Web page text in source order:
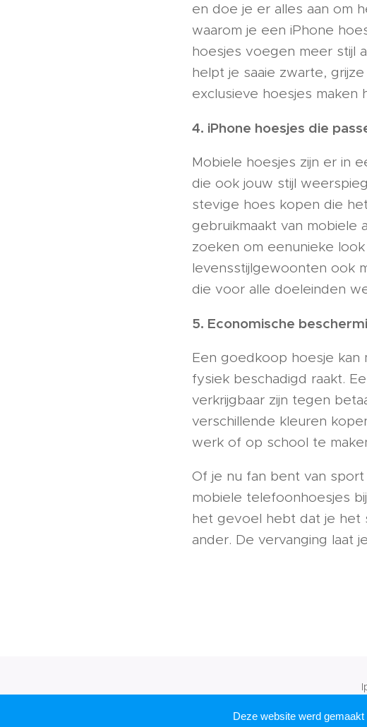
en doe je er alles aan om
waarom je een iPhone
hoesjes voegen meer stijl
helpt je saaie zwarte,
exclusieve hoesjes maken
4. iPhone hoesjes die
Mobiele hoesjes zijn er in
die ook jouw stijl
stevige hoes kopen die
gebruikmaakt van mobiele
zoeken om een ​​unieke
levensstijlgewoonten ook
die voor alle doeleinden
5. Economische
Een goedkoop hoesje
fysiek beschadigd raakt.
verkrijgbaar zijn tegen
verschillende kleuren
werk of op school te
Of je nu fan bent van
mobiele telefoonhoesjes bij
het gevoel hebt dat je het
ander. De vervanging laat
Deze website werd gemaakt